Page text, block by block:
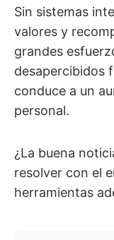
Sin sistemas
valores y
grandes
desapercibidos
conduce a un
personal.
¿La buena
resolver con el
herramientas